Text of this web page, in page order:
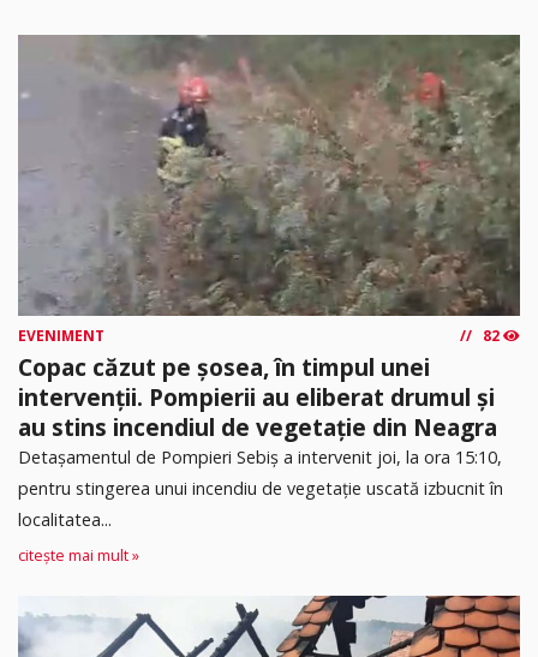
EVENIMENT 82
Copac căzut pe șosea, în timpul unei
intervenții. Pompierii au eliberat drumul și
au stins incendiul de vegetație din Neagra
Detașamentul de Pompieri Sebiș a intervenit joi, la ora 15:10,
pentru stingerea unui incendiu de vegetație uscată izbucnit în
localitatea...
citește mai mult »